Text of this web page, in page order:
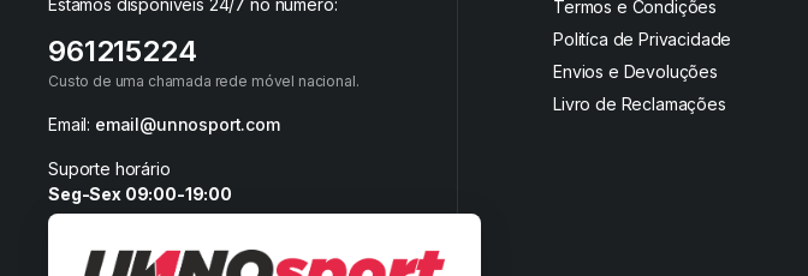
Estamos disponiveis 24/7 no número:
961215224
Custo de uma chamada rede móvel nacional.
Email: email@unnosport.com
Suporte horário
Seg-Sex 09:00-19:00
Termos e Condições
Politíca de Privacidade
Envios e Devoluções
Livro de Reclamações